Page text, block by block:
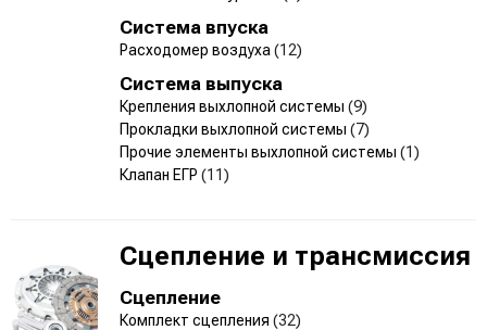
Система впуска
Расходомер воздуха (12)
Система выпуска
Крепления выхлопной системы (9)
Прокладки выхлопной системы (7)
Прочие элементы выхлопной системы (1)
Клапан ЕГР (11)
Сцепление и трансмиссия
Сцепление
Комплект сцепления (32)